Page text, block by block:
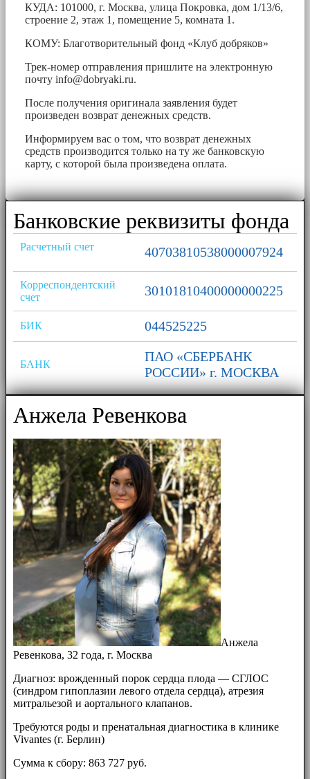
КУДА: 101000, г. Москва, улица Покровка, дом 1/13/6,
строение 2, этаж 1, помещение 5, комната 1.
КОМУ: Благотворительный фонд «Клуб добряков»
Трек-номер отправления пришлите на электронную
почту info@dobryaki.ru.
После получения оригинала заявления будет
произведен возврат денежных средств.
Информируем вас о том, что возврат денежных
средств производится только на ту же банковскую
карту, с которой была произведена оплата.
Банковские реквизиты фонда
Расчетный счет 40703810538000007924
Корреспондентский
счет
30101810400000000225
БИК 044525225
БАНК
ПАО «СБЕРБАНК
РОССИИ» г. МОСКВА
Анжела Ревенкова
Анжела
Ревенкова, 32 года, г. Москва
Диагноз: врожденный порок сердца плода — СГЛОС
(синдром гипоплазии левого отдела сердца), атрезия
митральезой и аортального клапанов.
Требуются роды и пренатальная диагностика в клинике
Vivantes (г. Берлин)
Сумма к сбору: 863 727 руб.